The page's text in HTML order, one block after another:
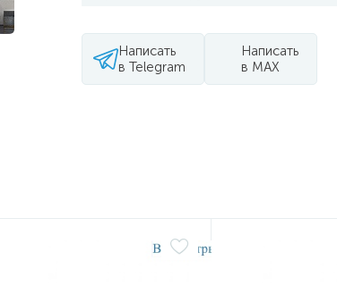
Написать
в Telegram
Написать
в MAX